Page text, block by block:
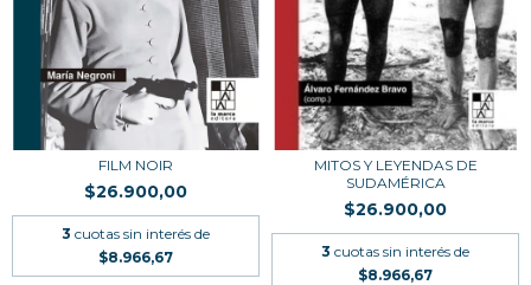
FILM NOIR
$26.900,00
3 cuotas sin interés de
$8.966,67
MITOS Y LEYENDAS DE
SUDAMÉRICA
$26.900,00
3 cuotas sin interés de
$8.966,67